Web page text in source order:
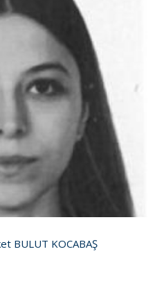
BULUT KOCABAŞ